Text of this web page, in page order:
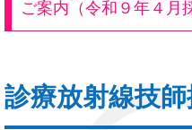
ご案内（令和９年４月
診療放射線技